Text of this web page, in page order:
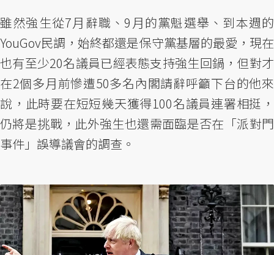
雖然強生從7月辭職、9月的黨魁選舉、到本週的
YouGov民調，始終都還是保守黨基層的最愛，現在
也有至少20名議員已經表態支持強生回鍋，但對才
在2個多月前慘遭50多名內閣請辭呼籲下台的他來
說，此時要在短短幾天獲得100名議員連署相挺，
仍將是挑戰，此外強生也還需面臨是否在「派對門
事件」誤導議會的調查。